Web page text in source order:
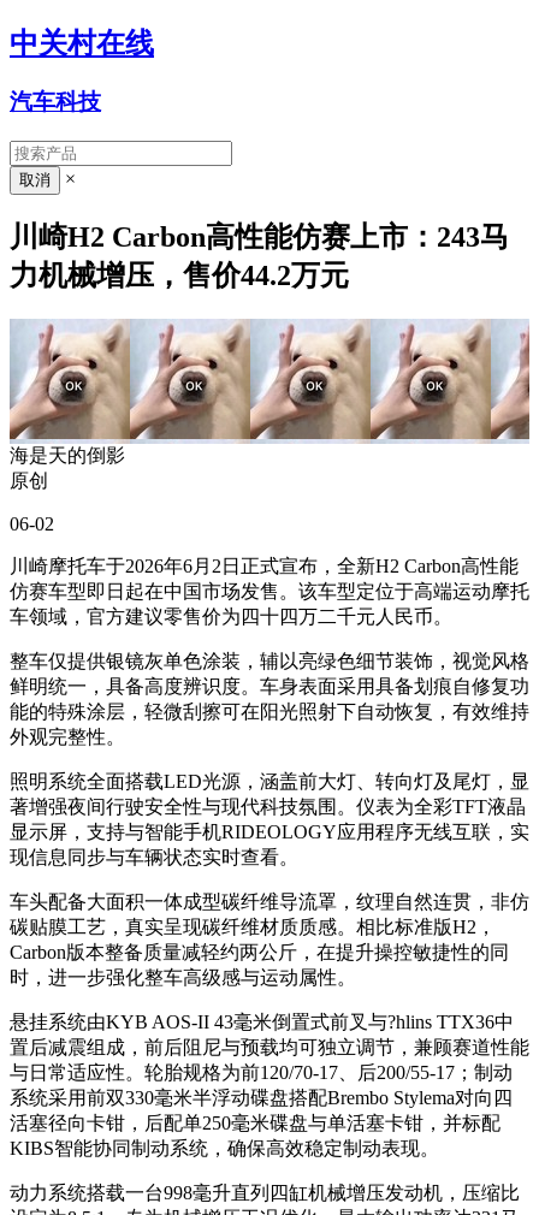
中关村在线
汽车科技
×
川崎H2 Carbon高性能仿赛上市：243马
力机械增压，售价44.2万元
海是天的倒影
原创
06-02
川崎摩托车于2026年6月2日正式宣布，全新H2 Carbon高性能
仿赛车型即日起在中国市场发售。该车型定位于高端运动摩托
车领域，官方建议零售价为四十四万二千元人民币。
整车仅提供银镜灰单色涂装，辅以亮绿色细节装饰，视觉风格
鲜明统一，具备高度辨识度。车身表面采用具备划痕自修复功
能的特殊涂层，轻微刮擦可在阳光照射下自动恢复，有效维持
外观完整性。
照明系统全面搭载LED光源，涵盖前大灯、转向灯及尾灯，显
著增强夜间行驶安全性与现代科技氛围。仪表为全彩TFT液晶
显示屏，支持与智能手机RIDEOLOGY应用程序无线互联，实
现信息同步与车辆状态实时查看。
车头配备大面积一体成型碳纤维导流罩，纹理自然连贯，非仿
碳贴膜工艺，真实呈现碳纤维材质质感。相比标准版H2，
Carbon版本整备质量减轻约两公斤，在提升操控敏捷性的同
时，进一步强化整车高级感与运动属性。
悬挂系统由KYB AOS-II 43毫米倒置式前叉与?hlins TTX36中
置后减震组成，前后阻尼与预载均可独立调节，兼顾赛道性能
与日常适应性。轮胎规格为前120/70-17、后200/55-17；制动
系统采用前双330毫米半浮动碟盘搭配Brembo Stylema对向四
活塞径向卡钳，后配单250毫米碟盘与单活塞卡钳，并标配
KIBS智能协同制动系统，确保高效稳定制动表现。
动力系统搭载一台998毫升直列四缸机械增压发动机，压缩比